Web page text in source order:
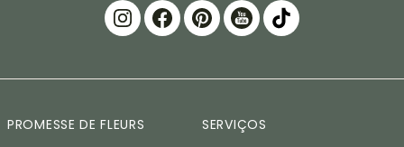
PROMESSE DE FLEURS SERVIÇOS